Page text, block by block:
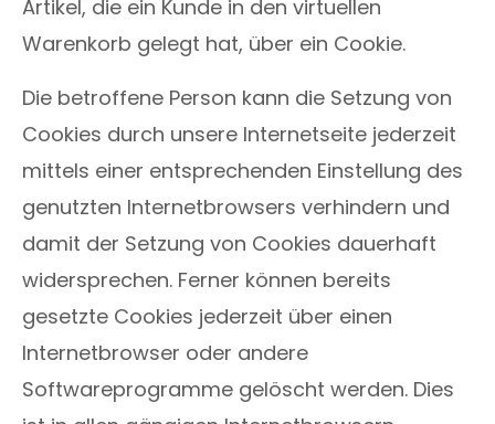
Artikel, die ein Kunde in den virtuellen
Warenkorb gelegt hat, über ein Cookie.
Die betroffene Person kann die Setzung von
Cookies durch unsere Internetseite jederzeit
mittels einer entsprechenden Einstellung des
genutzten Internetbrowsers verhindern und
damit der Setzung von Cookies dauerhaft
widersprechen. Ferner können bereits
gesetzte Cookies jederzeit über einen
Internetbrowser oder andere
Softwareprogramme gelöscht werden. Dies